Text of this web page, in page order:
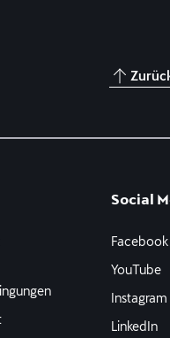
Social
Facebook
YouTube
Instagram
LinkedIn